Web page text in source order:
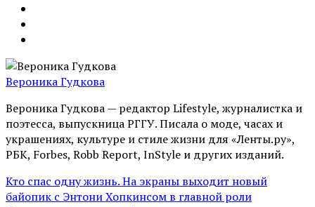
Вероника Гудкова
Вероника Гудкова — редактор Lifestyle, журналистка и
поэтесса, выпускница РГГУ. Писала о моде, часах и
украшениях, культуре и стиле жизни для «Ленты.ру»,
РБК, Forbes, Robb Report, InStyle и других изданий.
Кто спас одну жизнь. На экраны выходит новый
байопик с Энтони Хопкинсом в главной роли